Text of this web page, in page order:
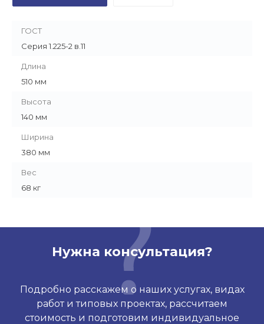
ГОСТ
Серия 1.225-2 в.11
Длина
510 мм
Высота
140 мм
Ширина
380 мм
Вес
68 кг
Нужна консультация?
Подробно расскажем о наших услугах, видах
работ и типовых проектах, рассчитаем
стоимость и подготовим индивидуальное